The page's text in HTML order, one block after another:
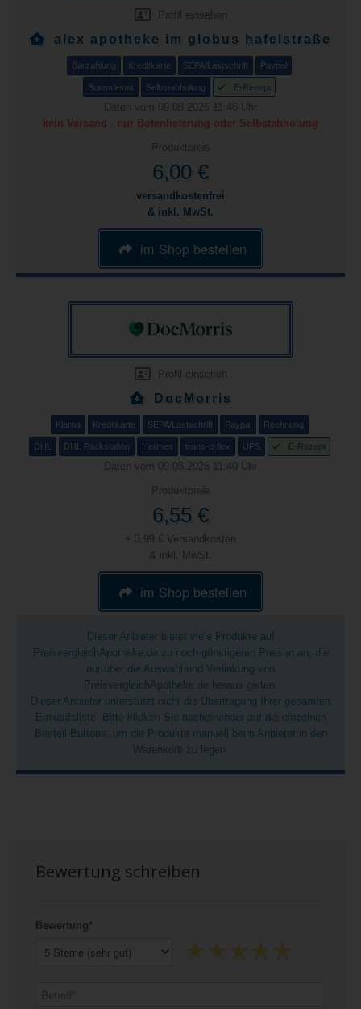
Profil einsehen
alex apotheke im globus hafelstraße
Barzahlung Kreditkarte SEPA/Lastschrift Paypal
Botendienst Selbstabholung E-Rezept
Daten vom 09.08.2026 11:46 Uhr
kein Versand - nur Botenlieferung oder Selbstabholung
Produktpreis
6,00 €
versandkostenfrei
& inkl. MwSt.
im Shop bestellen
Profil einsehen
DocMorris
Klarna Kreditkarte SEPA/Lastschrift Paypal Rechnung
DHL DHL Packstation Hermes trans-o-flex UPS E-Rezept
Daten vom 09.08.2026 11:40 Uhr
Produktpreis
6,55 €
+ 3,99 € Versandkosten
& inkl. MwSt.
im Shop bestellen
Dieser Anbieter bietet viele Produkte auf
PreisvergleichApotheke.de zu noch günstigeren Preisen an, die
nur über die Auswahl und Verlinkung von
PreisvergleichApotheke.de heraus gelten.
Dieser Anbieter unterstützt nicht die Übertragung Ihrer gesamten
Einkaufsliste. Bitte klicken Sie nacheinander auf die einzelnen
Bestell-Buttons, um die Produkte manuell beim Anbieter in den
Warenkorb zu legen.
Bewertung schreiben
Bewertung*